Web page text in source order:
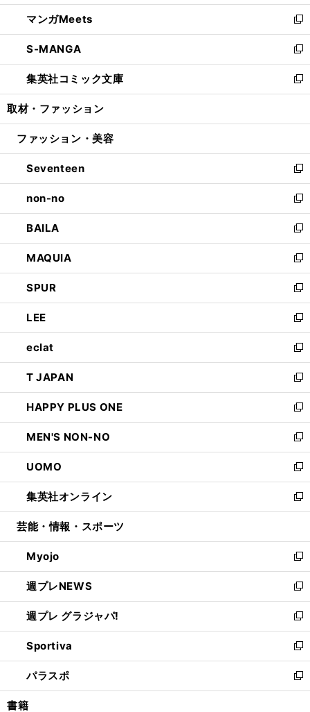
開
く
ウ
で
開
く
ン
ド
ウ
で
開
く
ウ
ィ
ン
ド
ウ
で
開
し
い
ウ
ィ
ン
ド
ウ
開
マンガMeets
新
し
い
ウ
ィ
ン
ウ
開
く
S-MANGA
新
し
い
ウ
ン
ウ
で
開
く
集英社コミック文庫
新
し
ウ
ン
ド
ウ
で
開
く
取材・ファッション
ファッション・美容
Seventeen
新
し
い
ウ
ィ
ン
ド
ウ
で
開
く
non-no
新
し
い
ウ
ィ
ン
ド
ウ
で
開
く
BAILA
新
し
い
ウ
ィ
ン
ド
ウ
で
開
く
MAQUIA
新
し
い
ウ
ィ
ン
ド
ウ
で
開
く
SPUR
新
し
い
ウ
ィ
ン
ド
ウ
で
開
く
LEE
新
し
い
ウ
ィ
ン
ド
ウ
で
開
く
eclat
新
し
い
ウ
ィ
ン
ド
ウ
で
開
く
T JAPAN
新
し
い
ウ
ィ
ン
ド
ウ
で
開
HAPPY PLUS ONE
新
し
い
ウ
ィ
ン
ド
ウ
開
く
MEN'S NON-NO
新
し
い
ウ
ィ
ン
ウ
で
開
く
UOMO
新
し
い
ウ
ン
ド
ウ
で
開
く
集英社オンライン
新
し
ウ
ィ
ン
ド
ウ
で
開
く
芸能・情報・スポーツ
Myojo
新
し
い
ウ
ィ
ン
ド
ウ
で
開
週プレNEWS
新
し
い
ウ
ィ
ン
ド
ウ
週プレ グラジャパ!
新
し
い
ウ
ィ
ン
Sportiva
新
し
い
ウ
パラスポ
新
し
書籍